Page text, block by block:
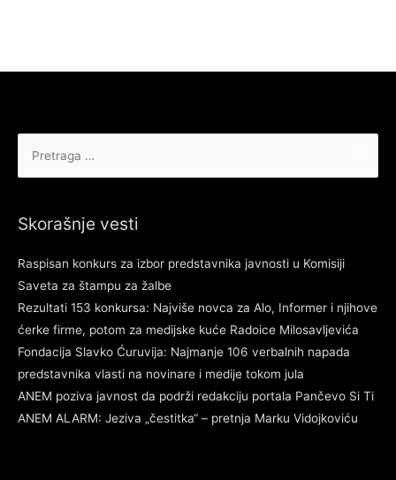
Skorašnje vesti
Raspisan konkurs za izbor predstavnika javnosti u Komisiji
Saveta za štampu za žalbe
Rezultati 153 konkursa: Najviše novca za Alo, Informer i njihove
ćerke firme, potom za medijske kuće Radoice Milosavljevića
Fondacija Slavko Ćuruvija: Najmanje 106 verbalnih napada
predstavnika vlasti na novinare i medije tokom jula
ANEM poziva javnost da podrži redakciju portala Pančevo Si Ti
ANEM ALARM: Jeziva „čestitka“ – pretnja Marku Vidojkoviću